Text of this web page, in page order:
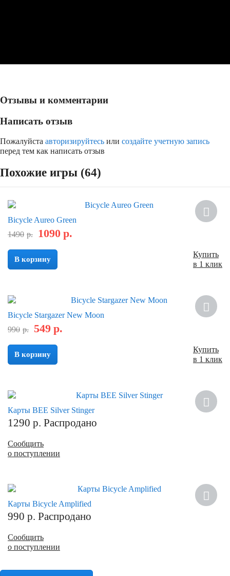
Отзывы и комментарии
Написать отзыв
Пожалуйста авторизируйтесь или создайте учетную запись
перед тем как написать отзыв
Похожие игры (64)
Bicycle Aureo Green
1490 р. 1090 р.
В корзину
Купить
в 1 клик
Скидка
Bicycle Stargazer New Moon
990 р. 549 р.
В корзину
Купить
в 1 клик
Карты BEE Silver Stinger
1290 р. Распродано
Сообщить
о поступлении
Карты Bicycle Amplified
990 р. Распродано
Сообщить
о поступлении